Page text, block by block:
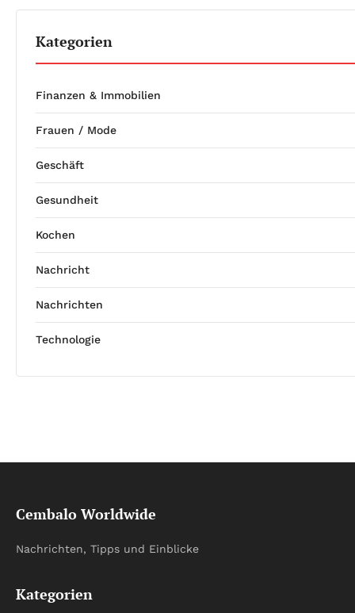
Kategorien
Finanzen & Immobilien
Frauen / Mode
Geschäft
Gesundheit
Kochen
Nachricht
Nachrichten
Technologie
Cembalo Worldwide
Nachrichten, Tipps und Einblicke
Kategorien